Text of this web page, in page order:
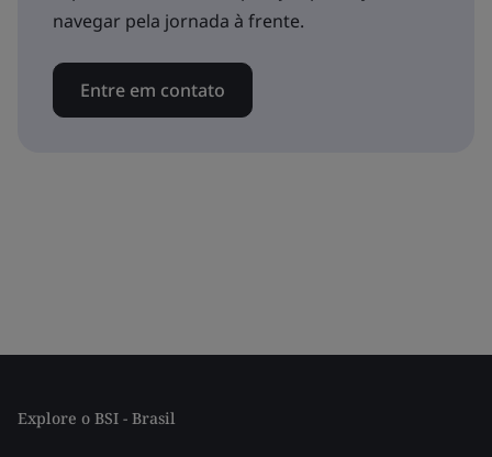
navegar pela jornada à frente.
Entre em contato
Explore o BSI - Brasil